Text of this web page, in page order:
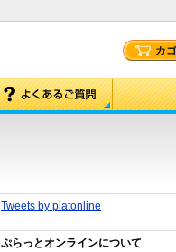
Tweets by platonline
ぷらっとオンラインについて